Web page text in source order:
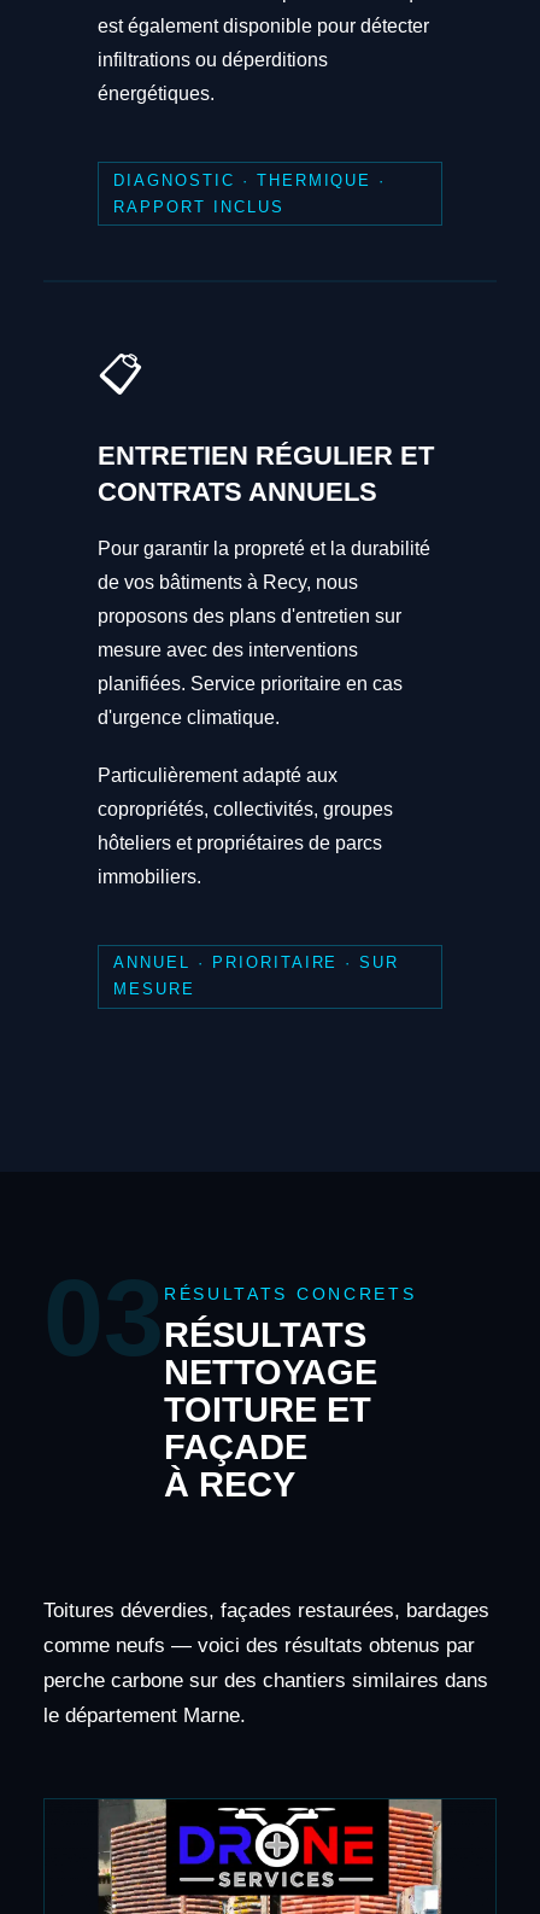
est également disponible pour détecter
infiltrations ou déperditions
énergétiques.
DIAGNOSTIC · THERMIQUE ·
RAPPORT INCLUS
📋
ENTRETIEN RÉGULIER ET
CONTRATS ANNUELS
Pour garantir la propreté et la durabilité
de vos bâtiments à Recy, nous
proposons des plans d'entretien sur
mesure avec des interventions
planifiées. Service prioritaire en cas
d'urgence climatique.
Particulièrement adapté aux
copropriétés, collectivités, groupes
hôteliers et propriétaires de parcs
immobiliers.
ANNUEL · PRIORITAIRE · SUR
MESURE
03 RÉSULTATS CONCRETS
RÉSULTATS
NETTOYAGE
TOITURE ET
FAÇADE
À RECY
Toitures déverdies, façades restaurées, bardages
comme neufs — voici des résultats obtenus par
perche carbone sur des chantiers similaires dans
le département Marne.